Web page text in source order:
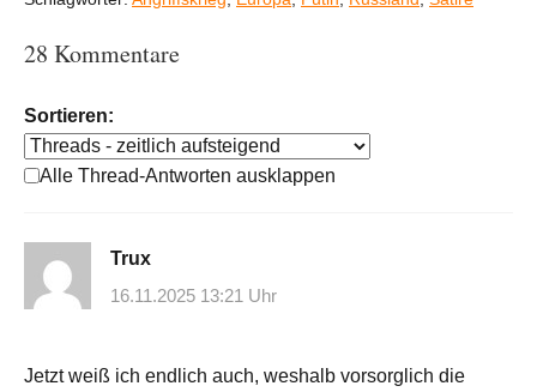
28 Kommentare
Sortieren:
Alle Thread-Antworten ausklappen
Trux
16.11.2025 13:21 Uhr
Jetzt weiß ich endlich auch, weshalb vorsorglich die